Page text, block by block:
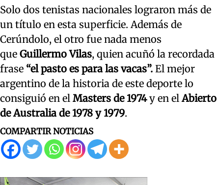
Solo dos tenistas nacionales lograron más de
un título en esta superficie. Además de
Cerúndolo, el otro fue nada menos
que Guillermo Vilas, quien acuñó la recordada
frase “el pasto es para las vacas”. El mejor
argentino de la historia de este deporte lo
consiguió en el Masters de 1974y en elAbierto
de Australia de 1978 y 1979.
COMPARTIR NOTICIAS